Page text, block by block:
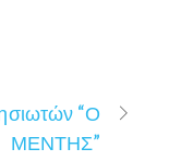
“Ο
ΜΕΝΤΗΣ”